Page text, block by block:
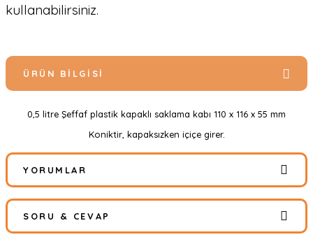
kullanabilirsiniz.
ÜRÜN BILGISI
0,5 litre Şeffaf plastik kapaklı saklama kabı 110 x 116 x 55 mm
Koniktir, kapaksızken içiçe girer.
YORUMLAR
Bu ürüne ilk yorumu siz yapın!
SORU & CEVAP